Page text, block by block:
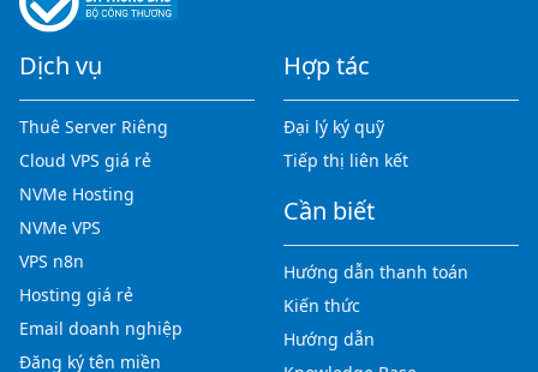
Dịch vụ
Thuê Server Riêng
Cloud VPS giá rẻ
NVMe Hosting
NVMe VPS
VPS n8n
Hosting giá rẻ
Email doanh nghiệp
Đăng ký tên miền
Hợp tác
Đại lý ký quỹ
Tiếp thị liên kết
Cần biết
Hướng dẫn thanh toán
Kiến thức
Hướng dẫn